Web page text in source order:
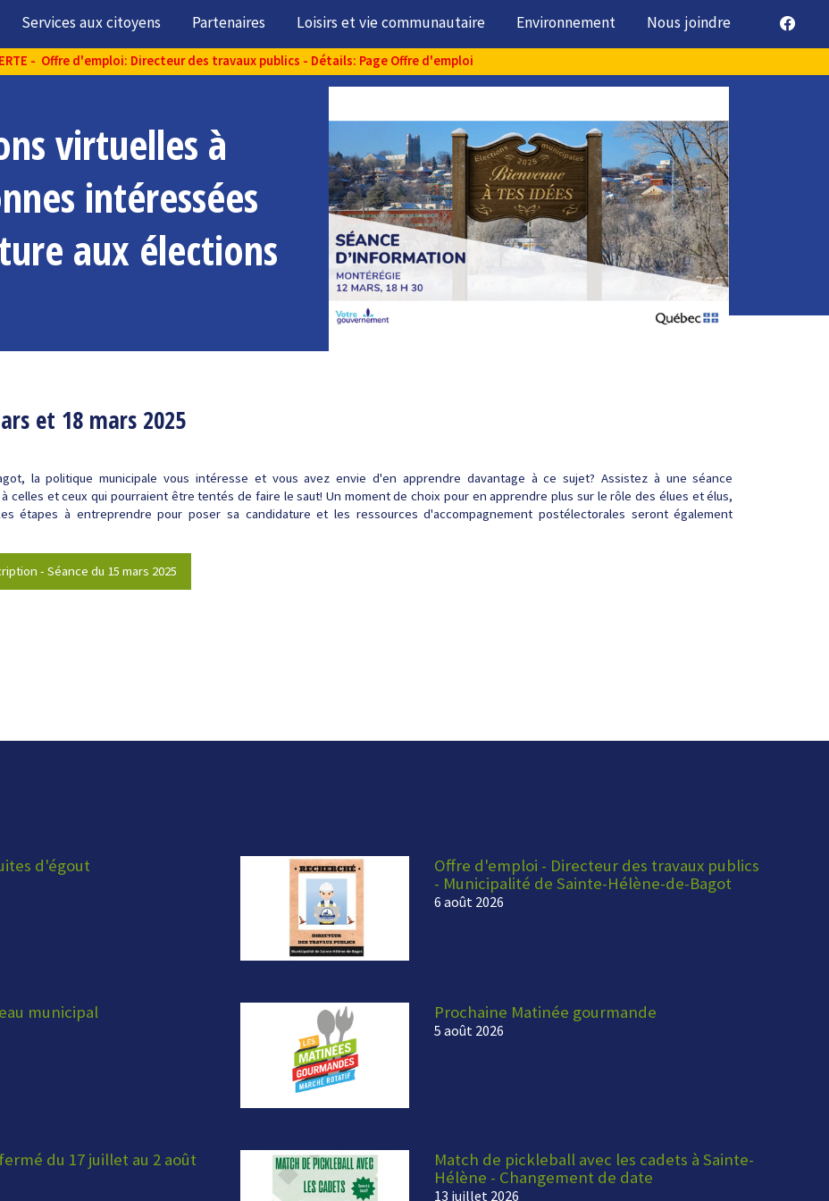
Services aux citoyens Partenaires Loisirs et vie communautaire Environnement Nous joindre
- Offre d'emploi: Directeur des travaux publics - Détails: Page Offre d'emploi
virtuelles à
intéressées
aux élections
et 18 mars 2025
la politique municipale vous intéresse et vous avez envie d'en apprendre davantage à ce sujet? Assistez à une séance
et ceux qui pourraient être tentés de faire le saut! Un moment de choix pour en apprendre plus sur le rôle des élues et élus,
étapes à entreprendre pour poser sa candidature et les ressources d'accompagnement postélectorales seront également
- Séance du 15 mars 2025
d'égout
Offre d'emploi - Directeur des travaux publics
- Municipalité de Sainte-Hélène-de-Bagot
6 août 2026
municipal Prochaine Matinée gourmande
5 août 2026
du 17 juillet au 2 août
Match de pickleball avec les cadets à Sainte-
Hélène - Changement de date
13 juillet 2026